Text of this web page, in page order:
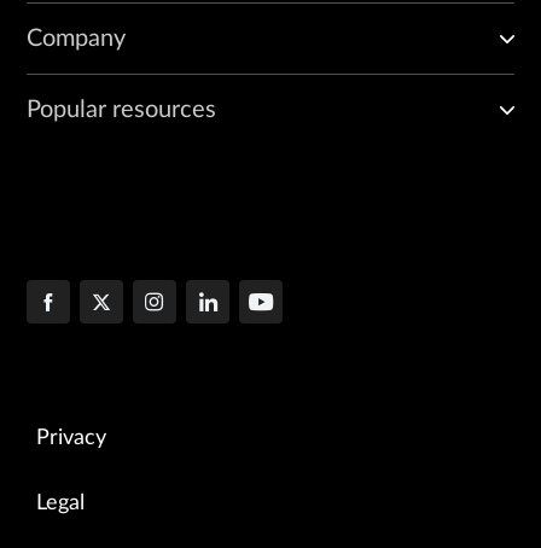
Company
Popular resources
Privacy
Legal